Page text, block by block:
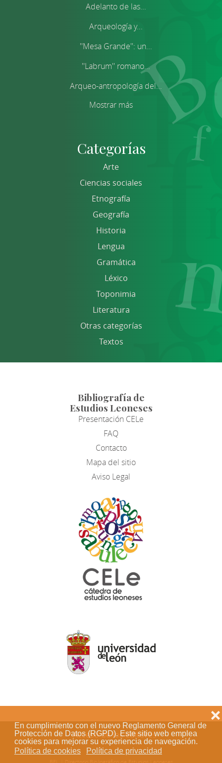
En cumplimiento con el nuevo Reglamento General de
Protección de Datos (RGPD). Este sitio web emplea
cookies para mejorar su experiencia de navegación.
Política de cookies
Política de privacidad
❌
Adelanto de las...
Arqueología y...
''Mesa Grande'': un...
''Labrum'' romano...
Arqueo-antropología del...
Mostrar más
Categorías
Arte
Ciencias sociales
Etnografía
Geografía
Historia
Lengua
Gramática
Léxico
Toponimia
Literatura
Otras categorías
Textos
Bibliografía de
Estudios Leoneses
Presentación CELe
FAQ
Contacto
Mapa del sitio
Aviso Legal
Acceso de los editores